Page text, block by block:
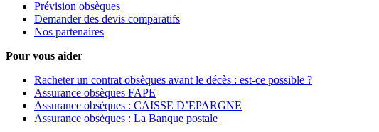
Prévision obsèques
Demander des devis comparatifs
Nos partenaires
Pour vous aider
Racheter un contrat obsèques avant le décès : est-ce possible ?
Assurance obsèques FAPE
Assurance obsèques : CAISSE D’EPARGNE
Assurance obsèques : La Banque postale